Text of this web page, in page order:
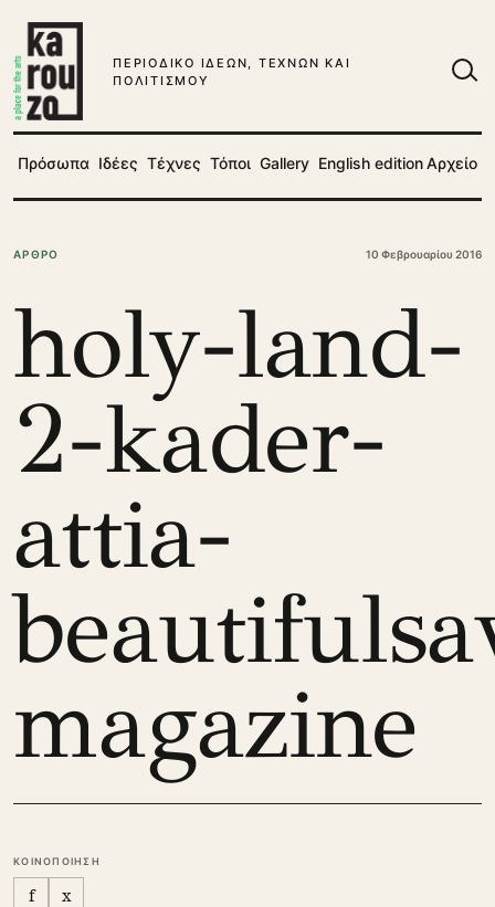
ΠΕΡΙΟΔΙΚΟ ΙΔΕΩΝ, ΤΕΧΝΩΝ ΚΑΙ
ΠΟΛΙΤΙΣΜΟΥ
Πρόσωπα Ιδέες Τέχνες Τόποι Gallery English editionΑρχείο
ΑΡΘΡΟ 10 Φεβρουαρίου 2016
holy-land-
2-kader-
attia-
magazine
ΚΟΙΝΟΠΟΙΗΣΗ
f x